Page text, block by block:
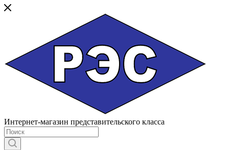
Интернет-магазин представительского класса